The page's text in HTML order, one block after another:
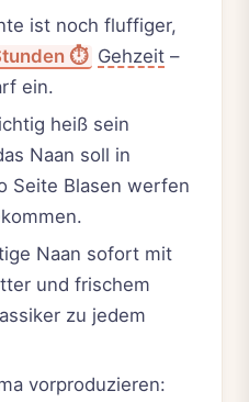
ist noch fluffiger,
⏱️ Gehzeit –
ein.
heiß sein
Naan soll in
Seite Blasen werfen
Naan sofort mit
und frischem
zu jedem
vorproduzieren: